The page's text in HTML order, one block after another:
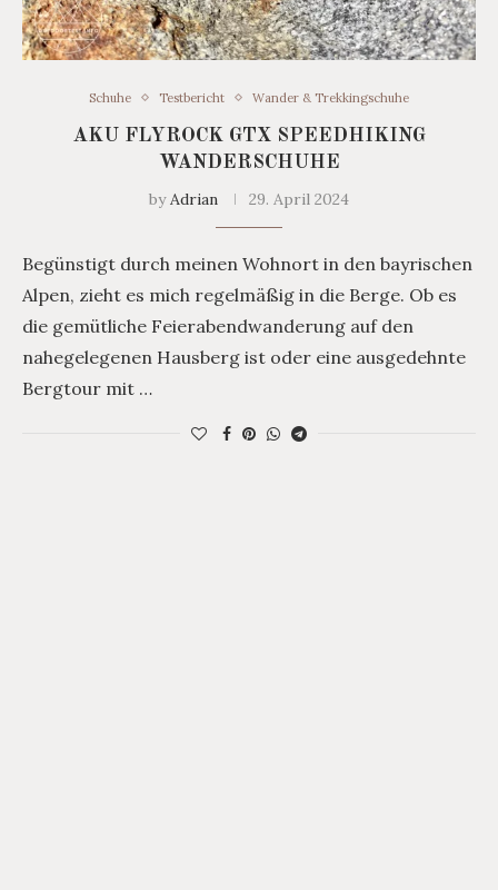
Schuhe Testbericht Wander & Trekkingschuhe
AKU FLYROCK GTX SPEEDHIKING
WANDERSCHUHE
byAdrian 29. April 2024
Begünstigt durch meinen Wohnort in den bayrischen
Alpen, zieht es mich regelmäßig in die Berge. Ob es
die gemütliche Feierabendwanderung auf den
nahegelegenen Hausberg ist oder eine ausgedehnte
Bergtour mit …